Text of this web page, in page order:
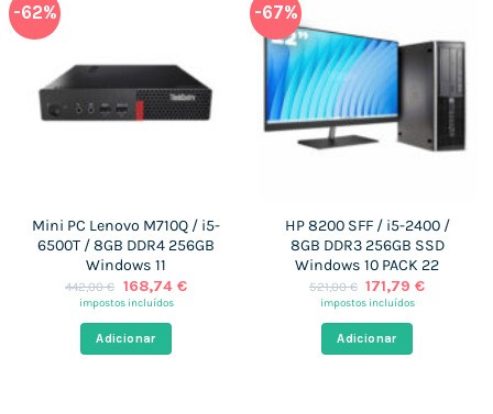
-62%
Mini PC Lenovo M710Q / i5-
6500T / 8GB DDR4 256GB
Windows 11
442,00€ O
preço
era:
442,00 €.
168,74 €O
impostos incluídos
Adicionar
-67%
HP 8200 SFF / i5-2400 /
8GB DDR3 256GB SSD
Windows 10 PACK 22
521,00€ O
preço
era:
521,00 €.
171,79€O
impostos incluídos
Adicionar